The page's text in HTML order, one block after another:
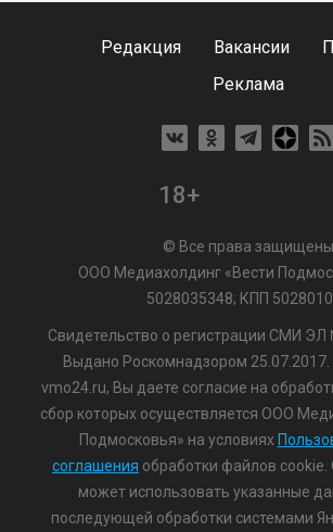
Редакция Вакансии
Реклама
18+
© Все права защищены
ООО Медиахолдинг «Вести
5028035348; КПП
Свидетельство о регистрации СМИ ЭЛ
Выдано Роскомнадзором
vmo24.ru, Вы даете согласие на
сбор которых осуществляется ООО
Подмосковья» на условиях
соглашения обработки файлов
может использовать указанные
последующей обработки системами